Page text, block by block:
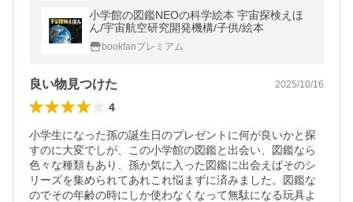
小学館の図鑑NEOの科学絵本 宇宙探検えほ
ん/宇宙航空研究開発機構/子供/絵本
bookfanプレミアム
良い物見つけた 2025/10/16
4
小学生になった孫の誕生日のプレゼントに何が良いかと探
すのに大変でしが、この小学館の図鑑と出会い、図鑑なら
色々な種類もあり、孫か気に入った図鑑に出会えばそのシ
リーズを集められてあれこれ悩まずに済みました。図鑑な
のでその年齢の時にしか使わなくなって無駄になる玩具よ